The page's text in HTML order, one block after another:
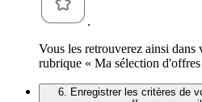
.
Vous les retrouverez ainsi dans
rubrique « Ma sélection d'offres
6. Enregistrer les critères de